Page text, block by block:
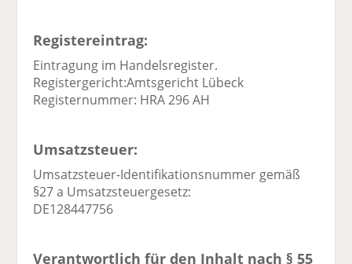
Registereintrag:
Eintragung im Handelsregister.
Registergericht:Amtsgericht Lübeck
Registernummer: HRA 296 AH
Umsatzsteuer:
Umsatzsteuer-Identifikationsnummer gemäß
§27 a Umsatzsteuergesetz:
DE128447756
Verantwortlich für den Inhalt nach § 55